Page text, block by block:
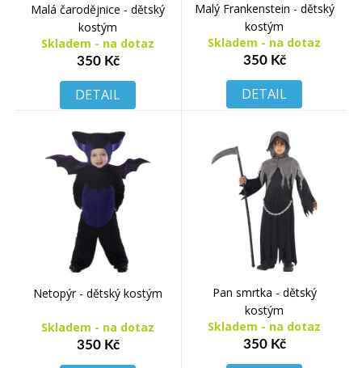
Malá čarodějnice - dětský
kostým
Skladem - na dotaz
350 Kč
DETAIL
Malý Frankenstein - dětský
kostým
Skladem - na dotaz
350 Kč
DETAIL
Netopýr - dětský kostým
Skladem - na dotaz
350 Kč
Pan smrtka - dětský
kostým
Skladem - na dotaz
350 Kč